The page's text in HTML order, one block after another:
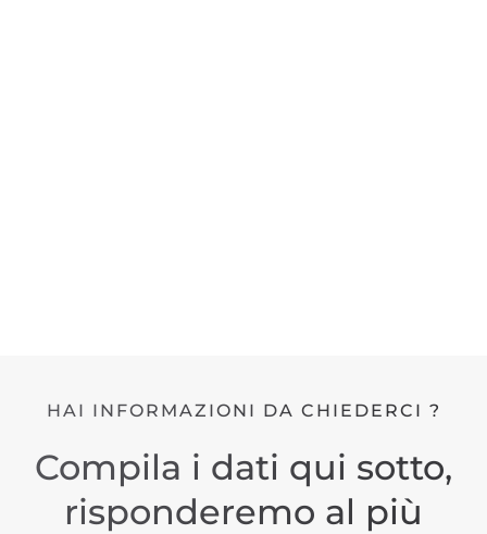
HAI INFORMAZIONI DA CHIEDERCI ?
Compila i dati qui sotto,
risponderemo al più